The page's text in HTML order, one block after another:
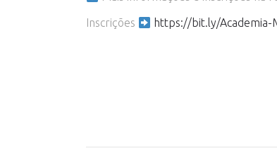
Inscrições https://bit.ly/Academia-